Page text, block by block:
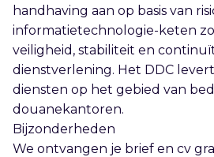
handhaving aan op basis van
informatietechnologie-keten
veiligheid, stabiliteit en
dienstverlening. Het DDC
diensten op het gebied van
douanekantoren.
Bijzonderheden
We ontvangen je brief en cv